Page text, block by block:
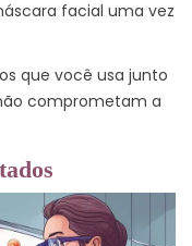
facial uma vez
que você usa junto
comprometam a